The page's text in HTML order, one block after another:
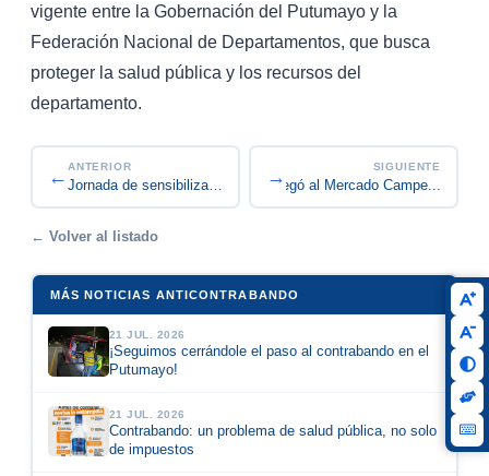
vigente entre la Gobernación del Putumayo y la
Federación Nacional de Departamentos, que busca
proteger la salud pública y los recursos del
departamento.
← ANTERIOR
Jornada de sensibilización Colegio San Agustín
SIGUIENTE
Programa anti contrabando llegó al Mercado Campe...
→
← Volver al listado
MÁS NOTICIAS ANTICONTRABANDO
21 JUL. 2026
¡Seguimos cerrándole el paso al contrabando en el
Putumayo!
21 JUL. 2026
Contrabando: un problema de salud pública, no solo
de impuestos